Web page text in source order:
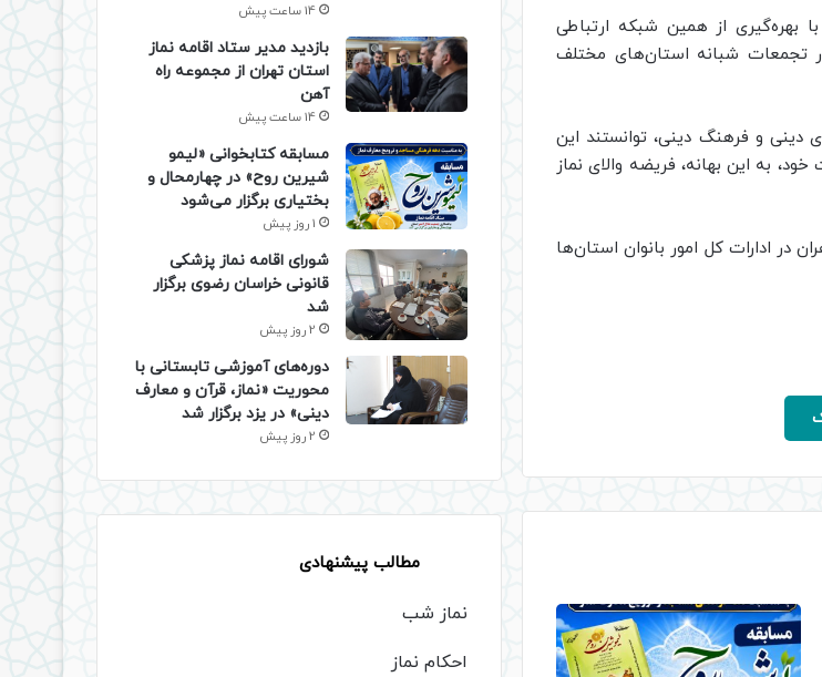
بهره‌گیری از همین شبکه ارتباطی
تجمعات شبانه استان‌های مختلف
دینی و فرهنگ دینی، توانستند این
به این بهانه، فریضه والای نماز
در ادارات کل امور بانوان استان‌ها
14 ساعت پیش
بازدید مدیر ستاد اقامه نماز
استان تهران از مجموعه راه
آهن
14 ساعت پیش
مسابقه کتابخوانی «لیمو
شیرین روح» در چهارمحال و
بختیاری برگزار می‌شود
1 روز پیش
شورای اقامه نماز پزشکی
قانونی خراسان رضوی برگزار
شد
2 روز پیش
دوره‌های آموزشی تابستانی با
محوریت «نماز، قرآن و معارف
دینی» در یزد برگزار شد
2 روز پیش
مطالب پیشنهادی
نماز شب
احکام نماز